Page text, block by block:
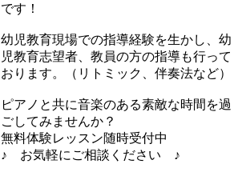
です！
幼児教育現場での指導経験を生かし、幼
児教育志望者、教員の方の指導も行って
おります。（リトミック、伴奏法など）
ピアノと共に音楽のある素敵な時間を過
ごしてみませんか？
無料体験レッスン随時受付中
♪ お気軽にご相談ください ♪